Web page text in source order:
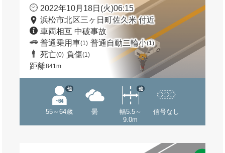
2022年10月18日(火)06:15
浜松市北区三ヶ日町佐久米 付近
車両相互 中破事故
普通乗用車(1) 普通自動二輪小(1)
死亡(0) 負傷(1)
距離841m
55～64歳
他
曇
幅5.5～
9.0m
他
信号なし